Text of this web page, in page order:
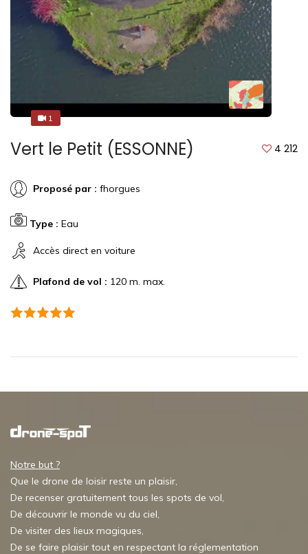
11
Vert le Petit (ESSONNE) 4 212
Proposé par : fhorgues
Type : Eau
Accès direct en voiture
Plafond de vol : 120 m. max.
Notre but ?
Que le drone de loisir reste un plaisir,
De recenser gratuitement tous les spots de vol,
De découvrir le monde vu du ciel,
De visiter des lieux magiques,
De se faire plaisir tout en respectant la réglementation